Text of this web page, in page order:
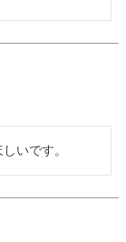
いです。